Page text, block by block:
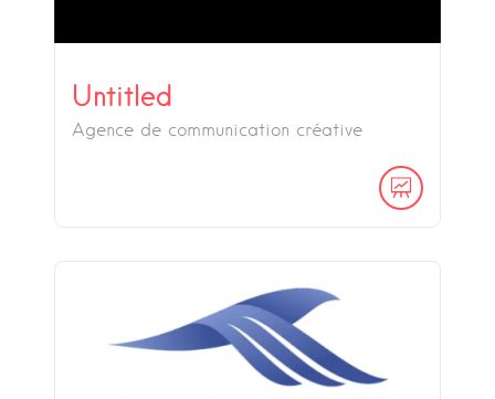
Untitled
Agence de communication créative